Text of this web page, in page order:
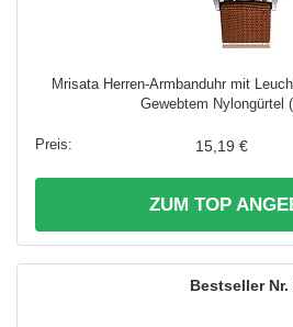
Mrisata Herren-Armbanduhr mit
Gewebtem Nylongürtel
15,19 €
ZUM TOP